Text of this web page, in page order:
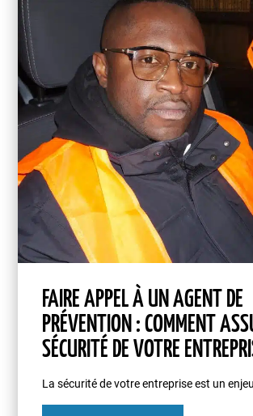
FAIRE APPEL À UN AGENT DE
PRÉVENTION : COMMENT
SÉCURITÉ DE VOTRE
La sécurité de votre entreprise est un